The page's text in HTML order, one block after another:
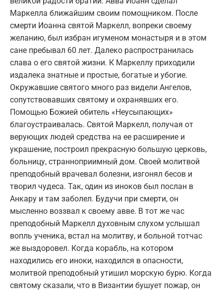
Маркелла ближайшим своим помощником. После
смерти Иоанна святой Маркелл, вопреки своему
желанию, был избран игуменом монастыря и в этом
сане пребывал 60 лет. Далеко распространилась
слава о его святой жизни. К Маркеллу приходили
издалека знатные и простые, богатые и убогие.
Окружавшие святого много раз видели Ангелов,
сопутствовавших святому и охранявших его.
Помощью Божией обитель «Неусыпающих»
благоустраивалась. Святой Маркелл, получая от
верующих людей средства на ее расширение и
украшение, построил прекрасную большую церковь,
больницу, странноприимный дом. Своей молитвой
преподобный врачевал болезни, изгонял бесов и
творил чудеса. Так, один из иноков был послан в
Анкару и там заболел. Будучи при смерти, он
мысленно воззвал к своему авве. В тот же час
преподобный Маркелл духовным слухом услышал
вопль ученика, встал на молитву, и больной тотчас
же выздоровел. Когда корабль, на котором
находились его иноки, находился в опасности,
молитвой преподобный утишил морскую бурю. Когда
святому сказали, что в Византии бушует пожар, он